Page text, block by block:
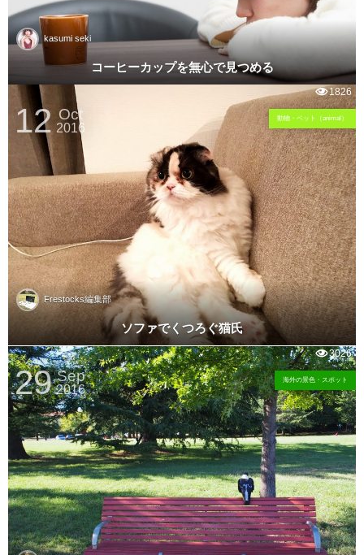
kasumi seki
コーヒーカップを無心で見つめる
Frestocks編集部
ソファでくつろぐ猫氏
12 Oct
2016
動物・ペット（animal）
1826
29 Sep
2016
海外の景色・スポット
3026